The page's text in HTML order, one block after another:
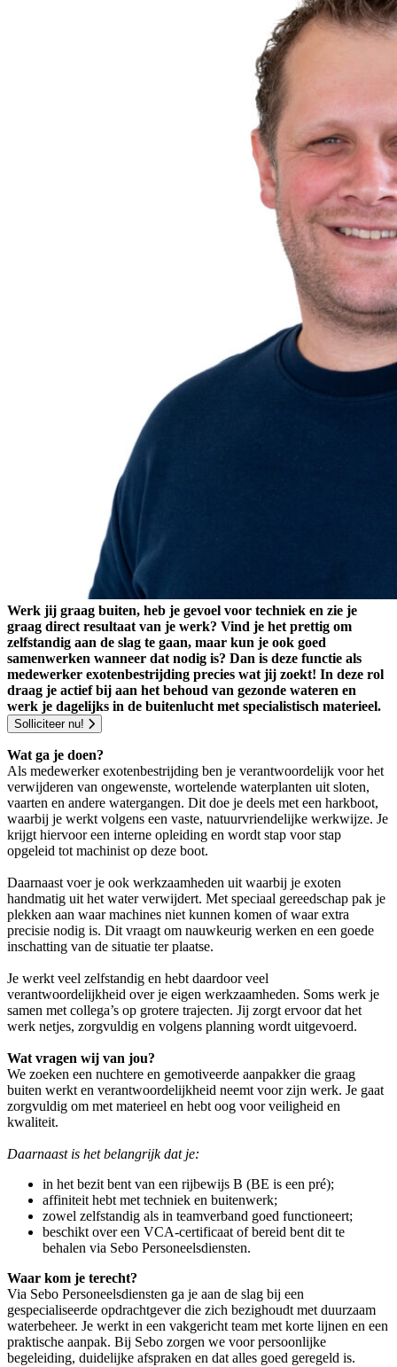
Werk jij graag buiten, heb je gevoel voor techniek en zie je
graag direct resultaat van je werk? Vind je het prettig om
zelfstandig aan de slag te gaan, maar kun je ook goed
samenwerken wanneer dat nodig is? Dan is deze functie als
medewerker exotenbestrijding precies wat jij zoekt! In deze rol
draag je actief bij aan het behoud van gezonde wateren en
werk je dagelijks in de buitenlucht met specialistisch materieel.
Solliciteer nu!
Wat ga je doen?
Als medewerker exotenbestrijding ben je verantwoordelijk voor het
verwijderen van ongewenste, wortelende waterplanten uit sloten,
vaarten en andere watergangen. Dit doe je deels met een harkboot,
waarbij je werkt volgens een vaste, natuurvriendelijke werkwijze. Je
krijgt hiervoor een interne opleiding en wordt stap voor stap
opgeleid tot machinist op deze boot.
Daarnaast voer je ook werkzaamheden uit waarbij je exoten
handmatig uit het water verwijdert. Met speciaal gereedschap pak je
plekken aan waar machines niet kunnen komen of waar extra
precisie nodig is. Dit vraagt om nauwkeurig werken en een goede
inschatting van de situatie ter plaatse.
Je werkt veel zelfstandig en hebt daardoor veel
verantwoordelijkheid over je eigen werkzaamheden. Soms werk je
samen met collega’s op grotere trajecten. Jij zorgt ervoor dat het
werk netjes, zorgvuldig en volgens planning wordt uitgevoerd.
Wat vragen wij van jou?
We zoeken een nuchtere en gemotiveerde aanpakker die graag
buiten werkt en verantwoordelijkheid neemt voor zijn werk. Je gaat
zorgvuldig om met materieel en hebt oog voor veiligheid en
kwaliteit.
Daarnaast is het belangrijk dat je:
in het bezit bent van een rijbewijs B (BE is een pré);
affiniteit hebt met techniek en buitenwerk;
zowel zelfstandig als in teamverband goed functioneert;
beschikt over een VCA-certificaat of bereid bent dit te
behalen via Sebo Personeelsdiensten.
Waar kom je terecht?
Via Sebo Personeelsdiensten ga je aan de slag bij een
gespecialiseerde opdrachtgever die zich bezighoudt met duurzaam
waterbeheer. Je werkt in een vakgericht team met korte lijnen en een
praktische aanpak. Bij Sebo zorgen we voor persoonlijke
begeleiding, duidelijke afspraken en dat alles goed geregeld is.